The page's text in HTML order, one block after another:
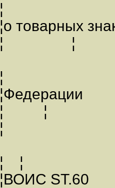
¦
¦о товарных
¦ ¦
¦
¦ ¦ ¦
¦
¦
¦ВОИС